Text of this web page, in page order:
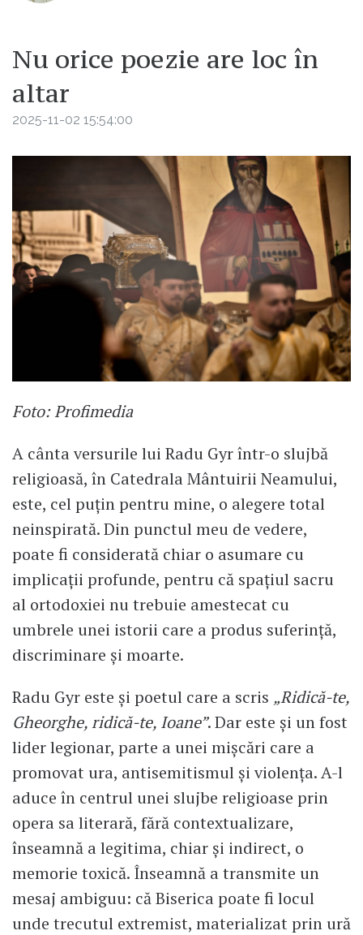
Nu orice poezie are loc în
altar
2025-11-02 15:54:00
Foto: Profimedia
A cânta versurile lui Radu Gyr într-o slujbă
religioasă, în Catedrala Mântuirii Neamului,
este, cel puțin pentru mine, o alegere total
neinspirată. Din punctul meu de vedere,
poate fi considerată chiar o asumare cu
implicații profunde, pentru că spațiul sacru
al ortodoxiei nu trebuie amestecat cu
umbrele unei istorii care a produs suferință,
discriminare și moarte.
Radu Gyr este și poetul care a scris „Ridică-te,
Gheorghe, ridică-te, Ioane”. Dar este și un fost
lider legionar, parte a unei mișcări care a
promovat ura, antisemitismul și violența. A-l
aduce în centrul unei slujbe religioase prin
opera sa literară, fără contextualizare,
înseamnă a legitima, chiar și indirect, o
memorie toxică. Înseamnă a transmite un
mesaj ambiguu: că Biserica poate fi locul
unde trecutul extremist, materializat prin ură